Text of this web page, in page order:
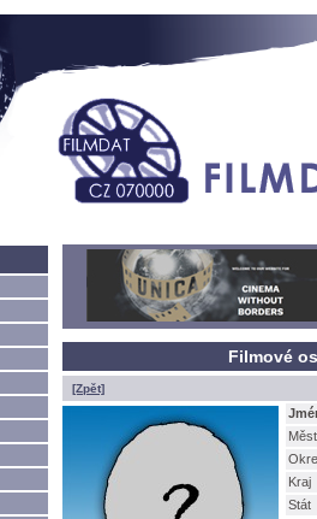
Filmové
[Zpět]
Kraj
Stát